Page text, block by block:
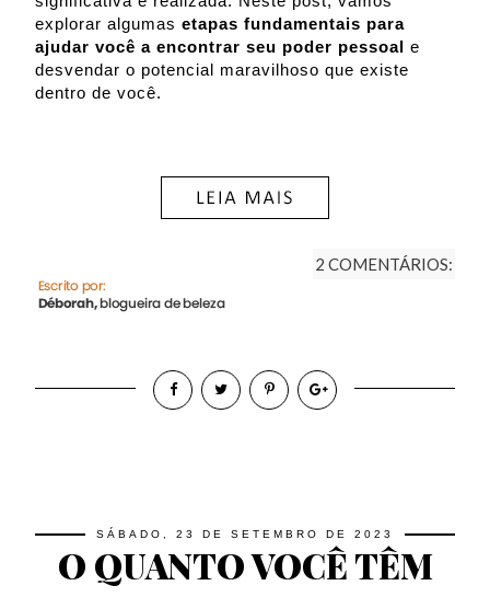
explorar algumas etapas fundamentais para
ajudar você a encontrar seu poder pessoal e
desvendar o potencial maravilhoso que existe
dentro de você.
2 COMENTÁRIOS:
SÁBADO, 23 DE SETEMBRO DE 2023
O QUANTO VOCÊ TÊM